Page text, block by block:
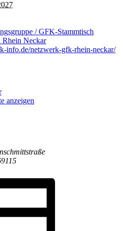
/ GFK-Stammtisch
Rhein Neckar
info.de/netzwerk-gfk-rhein-neckar/
anzeigen